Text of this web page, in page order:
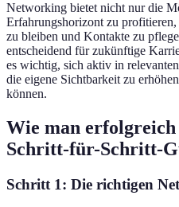
Networking bietet nicht nur die
Erfahrungshorizont zu
zu bleiben und Kontakte zu
entscheidend für zukünftige
es wichtig, sich aktiv in
die eigene Sichtbarkeit zu
können.
Wie man
Schritt-für-Schritt-
Schritt 1: Die richtigen